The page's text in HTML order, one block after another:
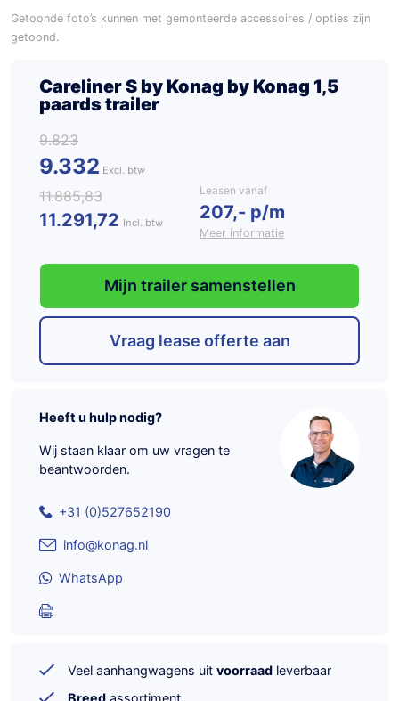
Getoonde foto’s kunnen met gemonteerde accessoires / opties zijn
getoond.
Careliner S by Konag by Konag 1,5
paards trailer
9.823
9.332
11.885,83
11.291,72 Incl. btw
Leasen vanaf
207,- p/m
Meer informatie
Mijn trailer samenstellen
Vraag lease offerte aan
Heeft u hulp nodig?
Wij staan klaar om uw vragen te
beantwoorden.
+31 (0)527652190
info@konag.nl
WhatsApp
Veel aanhangwagens uit voorraad leverbaar
Breed assortiment